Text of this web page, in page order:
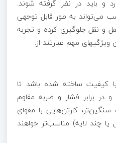
و باید در نظر گرفته شوند.
می‌تواند به طور قابل توجهی
و نقل جلوگیری کرده و تجربه
ویژگیهای مهم عبارتند از:
کیفیت ساخته شده باشد تا
و در برابر فشار و ضربه مقاوم
کارتن‌هایی با مقوای
یا چند لایه) مناسب‌تر خواهند